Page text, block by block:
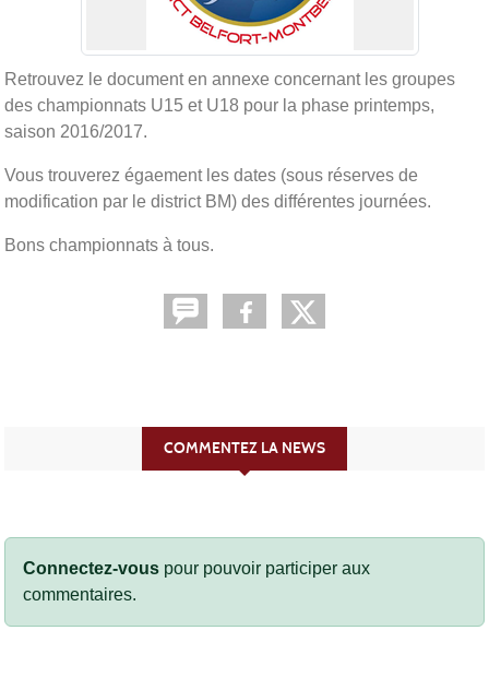
Retrouvez le document en annexe concernant les groupes
des championnats U15 et U18 pour la phase printemps,
saison 2016/2017.
Vous trouverez égaement les dates (sous réserves de
modification par le district BM) des différentes journées.
Bons championnats à tous.
COMMENTEZ LA NEWS
Connectez-vous pour pouvoir participer aux
commentaires.